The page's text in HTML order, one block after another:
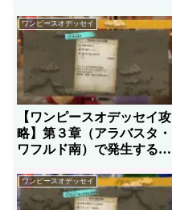
ワンピースオデッセイ
【ワンピースオデッセイ攻
略】第３章（アラバスタ・
ワフルド南）で発生するサ
ワンピースオデッセイ